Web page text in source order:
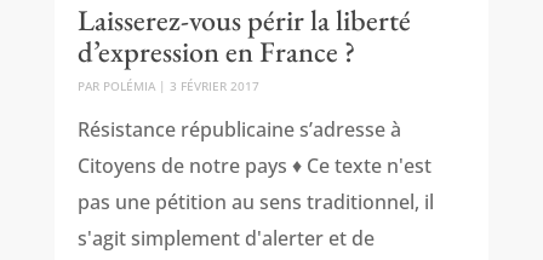
Laisserez-vous périr la liberté
d’expression en France ?
PAR POLÉMIA| 3 FÉVRIER 2017
Résistance républicaine s’adresse à
Citoyens de notre pays ♦ Ce texte n'est
pas une pétition au sens traditionnel, il
s'agit simplement d'alerter et de